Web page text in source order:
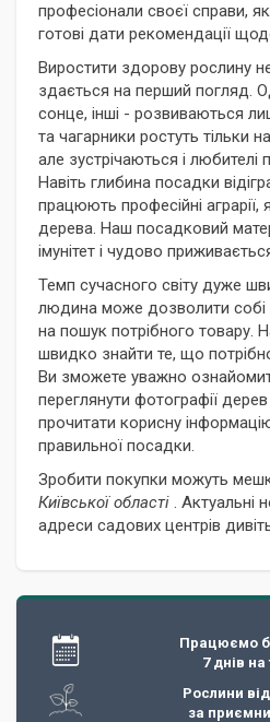
професіонали своєї справи,
готові дати рекомендації
Виростити здорову рослину
здається на перший погляд.
сонце, інші - розвиваються
та чагарники ростуть тільки
але зустрічаються і любителі
Навіть глибина посадки
працюють професійні
дерева. Наш посадковий
імунітет і чудово
Темп сучасного світу дуже
людина може дозволити собі
на пошук потрібного
швидко знайти те, що
Ви зможете уважно
переглянути фотографії
прочитати корисну
правильної посадки.
Зробити покупки можуть
Київської області . Актуальні
адреси садових центрів
Працюємо
7 днів
Рослини
за